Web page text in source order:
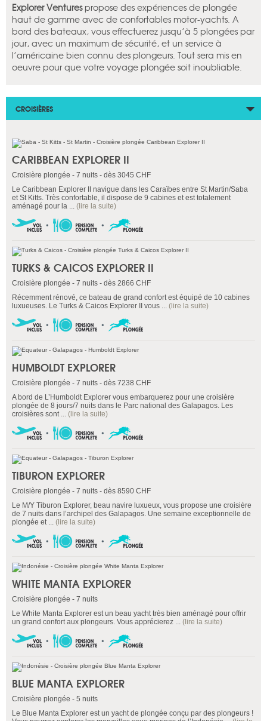
Explorer Venturespropose des expériences de plongée
haut de gamme avec de confortables motor-yachts. A
bord des bateaux, vous effectuerez jusqu’à 5 plongées par
jour, avec un maximum de sécurité, et un service à
l’américaine bien connu des plongeurs. Tout sera mis en
oeuvre pour que votre voyage plongée soit inoubliable.
CROISIÈRES
CARIBBEAN EXPLORER II
Croisière plongée - 7 nuits - dès 3045 CHF
Le Caribbean Explorer II navigue dans les Caraïbes entre St Martin/Saba
et St Kitts. Très confortable, il dispose de 9 cabines et est totalement
aménagé pour la ... (lire la suite)
TURKS & CAICOS EXPLORER II
Croisière plongée - 7 nuits - dès 2866 CHF
Récemment rénové, ce bateau de grand confort est équipé de 10 cabines
luxueuses. Le Turks & Caicos Explorer II vous ... (lire la suite)
HUMBOLDT EXPLORER
Croisière plongée - 7 nuits - dès 7238 CHF
A bord de L’Humboldt Explorer vous embarquerez pour une croisière
plongée de 8 jours/7 nuits dans le Parc national des Galapagos. Les
croisières sont ... (lire la suite)
TIBURON EXPLORER
Croisière plongée - 7 nuits - dès 8590 CHF
Le M/Y Tiburon Explorer, beau navire luxueux, vous propose une croisière
de 7 nuits dans l’archipel des Galapagos. Une semaine exceptionnelle de
plongée et ... (lire la suite)
WHITE MANTA EXPLORER
Croisière plongée - 7 nuits
Le White Manta Explorer est un beau yacht très bien aménagé pour offrir
un grand confort aux plongeurs. Vous apprécierez ... (lire la suite)
BLUE MANTA EXPLORER
Croisière plongée - 5 nuits
Le Blue Manta Explorer est un yacht de plongée conçu par des plongeurs !